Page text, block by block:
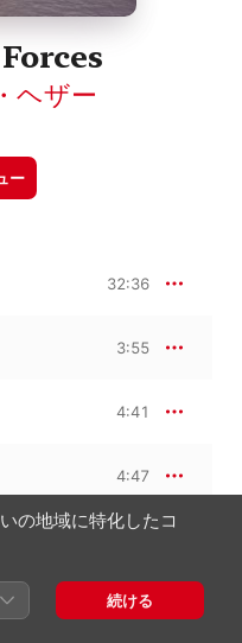
ヘザー
ー
32:36
3:55
4:41
4:47
1:33
の地域に特化したコ
続ける